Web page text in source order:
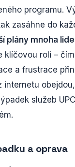
programu.
zasáhne do
plány mnoha
klíčovou roli –
a frustrace
internetu
služeb
a oprava